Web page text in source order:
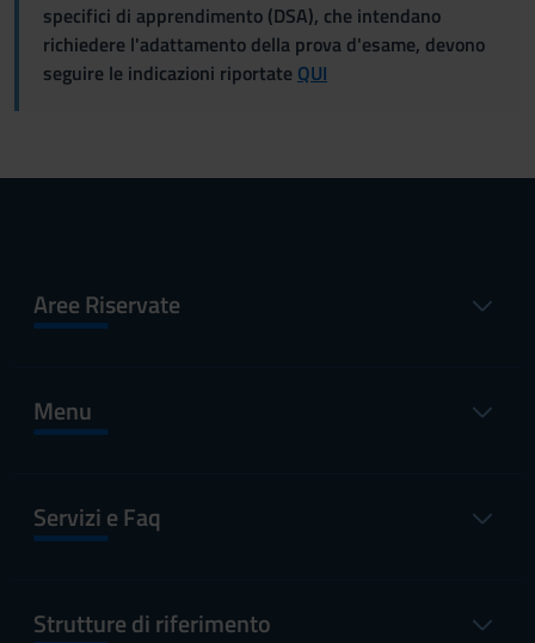
specifici di apprendimento (DSA), che intendano
richiedere l'adattamento della prova d'esame, devono
seguire le indicazioni riportate QUI
Aree Riservate
Menu
Servizi e Faq
Strutture di riferimento